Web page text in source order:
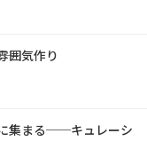
囲気作り
集まる──キュレーシ